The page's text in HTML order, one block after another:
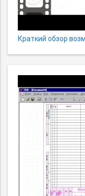
Краткий обзор